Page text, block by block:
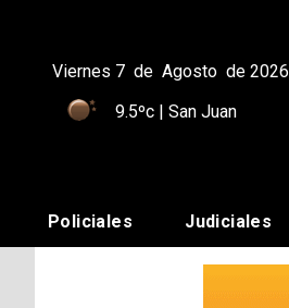
Viernes 7 de Agosto de 2026
9.5ºc | San Juan
Policiales Judiciales